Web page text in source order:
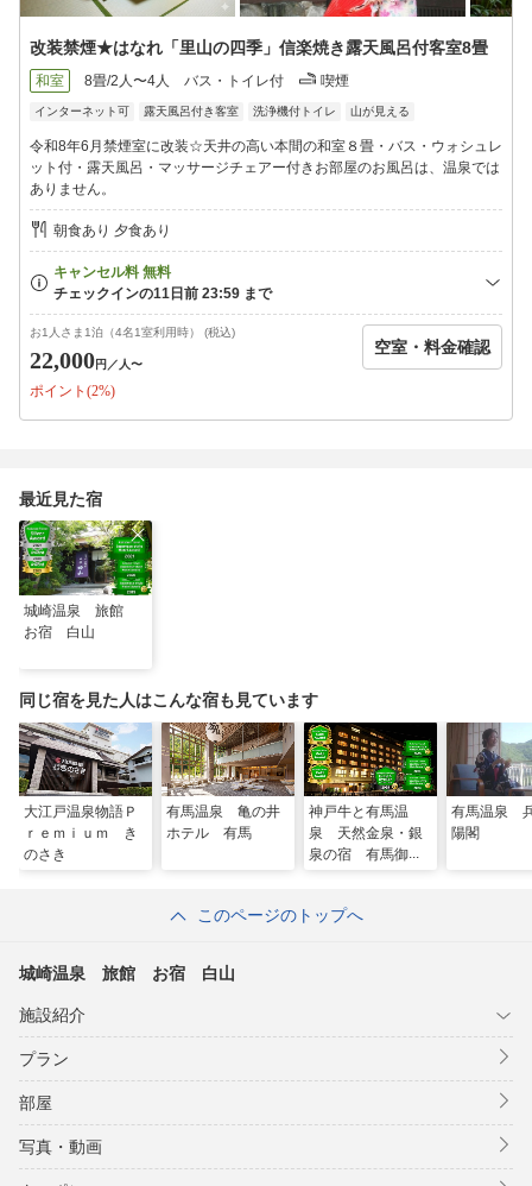
④お部屋の冷蔵庫のドリンク無料
【重要お知らせ】
原油価格高騰に伴い省エネの観点から、ご宿泊人数に伴い
貸切温泉ご利用時間最終時間/貸切温泉数を変更する場合もござい
ますので、ご理解を賜りたいと存じます。
【夕食お品書き】※朝夕お部屋食※
※お部屋食の為、お食事の匂いがお部屋に残る場合がございます
お食事時間の制限がございます事、ご了承下さいませ。
1、季節前菜
2、地元ブランド但馬牛しゃぶ100g
3、活あわび踊り焼
4、日本海鮮魚皿盛り
7，カニ餡かけ茶碗蒸し
7、サービスの1皿
8、東さんの手作りプリン
※季節により多少変更あり
◆エステの予約は宿泊日の３日前までにお電話で〜
ございます。
7，700〜17，600（税込み）
■色浴衣貸出し(880円)（税込み）
■無料マッサージチェアー付。
■無料駐車場60台
改装禁煙★はなれ「里山の四季」信楽焼き露天風呂付客室8畳
和室 8畳/2人〜4人 バス・トイレ付 喫煙
インターネット可 露天風呂付き客室 洗浄機付トイレ 山が見える
令和8年6月禁煙室に改装☆天井の高い本間の和室８畳・バス・ウォシュレ
ット付・露天風呂・マッサージチェアー付きお部屋のお風呂は、温泉では
ありません。
朝食あり 夕食あり
お1人さま1泊（4名1室利用時） (税込)
22,000円 ／人〜
ポイント(2%)
空室・料金確認
最近見た宿
城崎温泉 旅館
お宿 白山
同じ宿を見た人はこんな宿も見ています
大江戸温泉物語Ｐ
ｒｅｍｉｕｍ き
のさき
有馬温泉 亀の井
ホテル 有馬
神戸牛と有馬温
泉 天然金泉・銀
泉の宿 有馬御苑
有馬温泉
陽閣
このページのトップへ
城崎温泉 旅館 お宿 白山
施設紹介
プラン
部屋
写真・動画